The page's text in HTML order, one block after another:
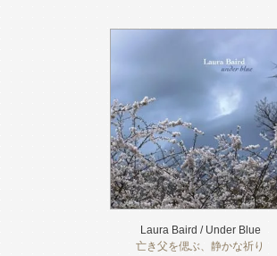
Laura Baird / Under Blue
亡き父を偲ぶ、静かな祈り